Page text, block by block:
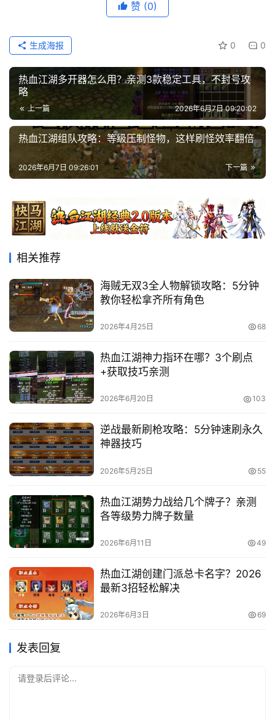
赞 (0)
0 0
生成海报
热血江湖多开器怎么用？亲测3款稳定工具，不封号攻
略
上一篇 2026年6月7日 09:20:02
热血江湖组队攻略：等级压制怪物，这样刷怪效率翻倍
下一篇
2026年6月7日 09:26:01
相关推荐
海贼无双3全人物解锁攻略：5分钟
教你轻松拿齐所有角色
2026年4月25日 68
热血江湖神力指环在哪？3个刷点
+获取技巧亲测
2026年6月20日 103
逆战最新刷枪攻略：5分钟速刷永久
神器技巧
2026年5月25日 55
热血江湖势力战给几个牌子？亲测
各等级势力牌子数量
2026年6月11日 49
热血江湖创建门派总卡名字？2026
最新3招轻松解决
2026年6月3日 69
发表回复
请登录后评论...